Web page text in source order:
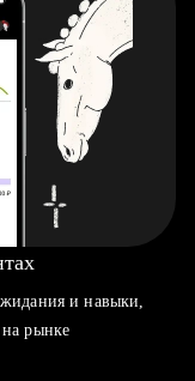
и навыки,
рынке